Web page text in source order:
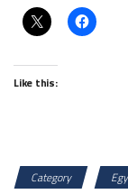
Like this:
Category